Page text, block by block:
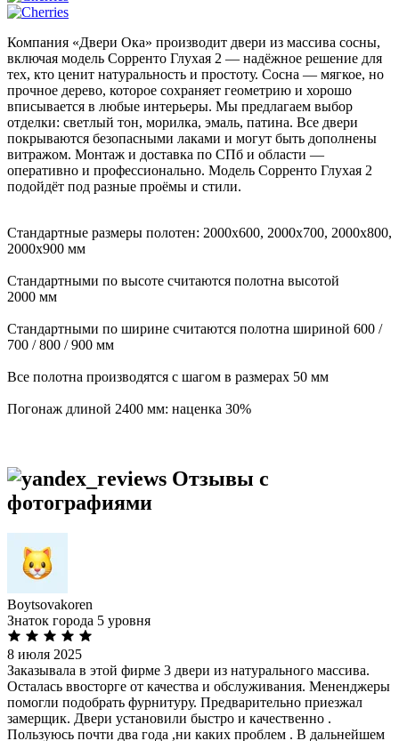
Компания «Двери Ока» производит двери из массива сосны,
включая модель Сорренто Глухая 2 — надёжное решение для
тех, кто ценит натуральность и простоту. Сосна — мягкое, но
прочное дерево, которое сохраняет геометрию и хорошо
вписывается в любые интерьеры. Мы предлагаем выбор
отделки: светлый тон, морилка, эмаль, патина. Все двери
покрываются безопасными лаками и могут быть дополнены
витражом. Монтаж и доставка по СПб и области —
оперативно и профессионально. Модель Сорренто Глухая 2
подойдёт под разные проёмы и стили.
Стандартные размеры полотен: 2000x600, 2000x700, 2000x800,
2000x900 мм
Стандартными по высоте считаются полотна высотой
2000 мм
Стандартными по ширине считаются полотна шириной 600 /
700 / 800 / 900 мм
Все полотна производятся с шагом в размерах 50 мм
Погонаж длиной 2400 мм: наценка 30%
Отзывы с
фотографиями
Boytsovakoren
Знаток города 5 уровня
8 июля 2025
Заказывала в этой фирме 3 двери из натурального массива.
Осталась ввосторге от качества и обслуживания. Мененджеры
помогли подобрать фурнитуру. Предварительно приезжал
замерщик. Двери установили быстро и качественно .
Пользуюсь почти два года ,ни каких проблем . В дальнейшем